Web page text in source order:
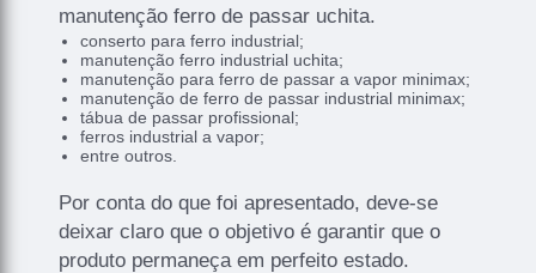
manutenção ferro de passar uchita.
conserto para ferro industrial;
manutenção ferro industrial uchita;
manutenção para ferro de passar a vapor minimax;
manutenção de ferro de passar industrial minimax;
tábua de passar profissional;
ferros industrial a vapor;
entre outros.
Por conta do que foi apresentado, deve-se
deixar claro que o objetivo é garantir que o
produto permaneça em perfeito estado.